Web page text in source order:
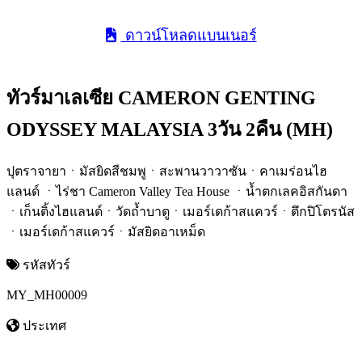
ดาวน์โหลดแบนเนอร์
ทัวร์มาเลเซีย CAMERON GENTING
ODYSSEY MALAYSIA 3วัน 2คืน (MH)
ปุตราจายาㆍมัสยิดสีชมพูㆍสะพานวาวาซันㆍคาเมร่อนไฮ
แลนด์ ㆍไร่ชา Cameron Valley Tea House ㆍน้ำตกเลคอิสกันดา
ㆍเก็นติ้งไฮแลนด์ㆍวัดถ้ำบาตูㆍเมอร์เดก้าสแควร์ㆍตึกปิโตรนัส
ㆍเมอร์เดก้าสแควร์ㆍมัสยิดอาเหม็ด
รหัสทัวร์
MY_MH00009
ประเทศ